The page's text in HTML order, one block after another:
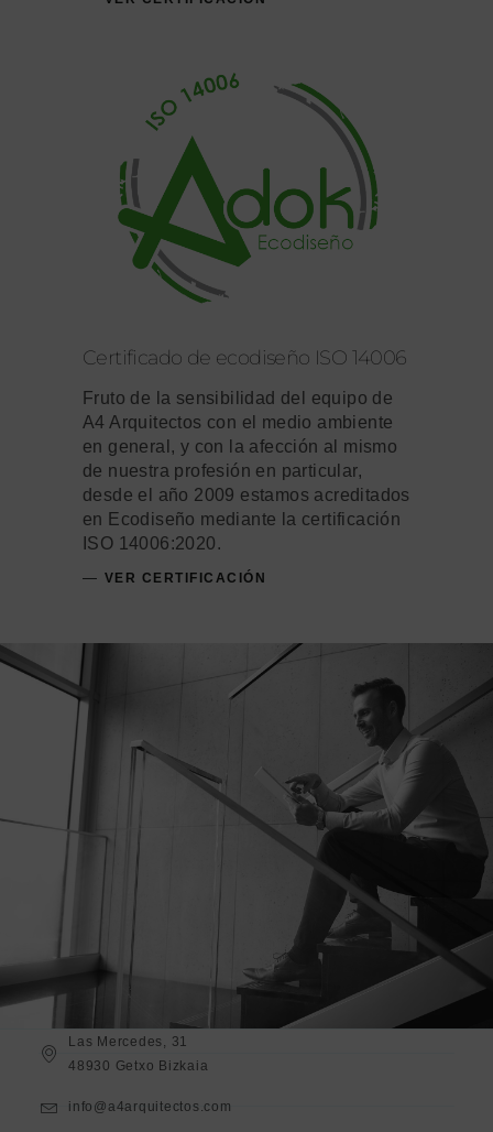
Certificado de ecodiseño ISO 14006
Fruto de la sensibilidad del equipo de
A4 Arquitectos con el medio ambiente
en general, y con la afección al mismo
de nuestra profesión en particular,
desde el año 2009 estamos acreditados
en Ecodiseño mediante la certificación
ISO 14006:2020.
VER CERTIFICACIÓN
Las Mercedes, 31
48930 Getxo Bizkaia
info@a4arquitectos.com